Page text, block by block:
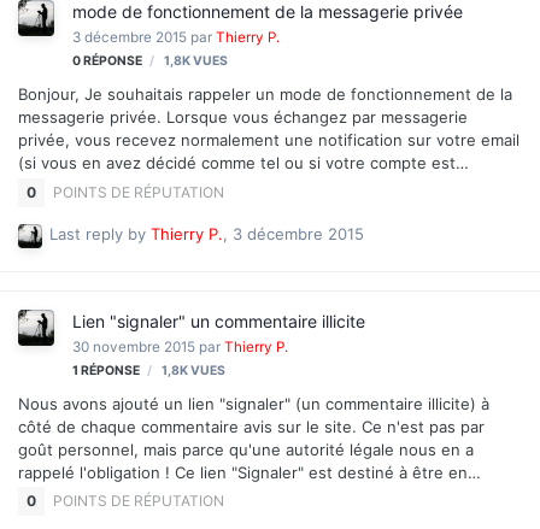
mode de fonctionnement de la messagerie privée
3 décembre 2015 par Thierry P.
0RÉPONSE 1,8KVUES
Bonjour, Je souhaitais rappeler un mode de fonctionnement de la
messagerie privée. Lorsque vous échangez par messagerie
privée, vous recevez normalement une notification sur votre email
(si vous en avez décidé comme tel ou si votre compte est
paramétré comme tel). Il est précisé à la fin du mail : "Veuillez ne
répondez directement au mail, la réponse (ainsi que les échanges
précédents) sont reçus par l'administration du Forum et non par
vous rendre sur le Forum et répondre depu…
Last reply by Thierry P., 3 décembre 2015
0 POINTS DE RÉPUTATION
Lien "signaler" un commentaire illicite
30 novembre 2015 par Thierry P.
1 RÉPONSE 1,8KVUES
Nous avons ajouté un lien "signaler" (un commentaire illicite) à
côté de chaque commentaire avis sur le site. Ce n'est pas par
goût personnel, mais parce qu'une autorité légale nous en a
rappelé l'obligation ! Ce lien "Signaler" est destiné à être en
conformité avec le 10° de l'article 1 du décret n°2009-1340 du 29
0 POINTS DE RÉPUTATION